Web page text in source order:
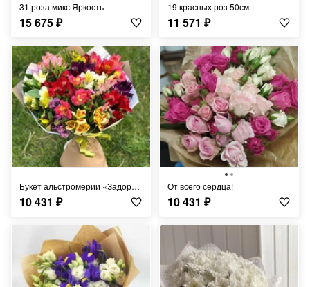
31 роза микс Яркость
15 675₽
19 красных роз 50см
11 571 ₽
Букет альстромерии «Задорный»
10 431 ₽
от всего сердца!
10 431 ₽